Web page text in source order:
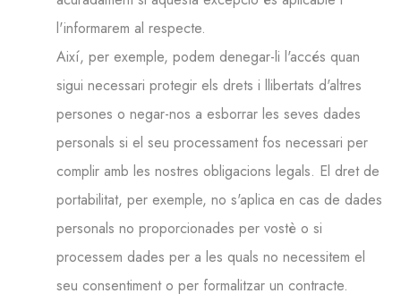
l'informarem al respecte.
Així, per exemple, podem denegar-li l'accés quan
sigui necessari protegir els drets i llibertats d'altres
persones o negar-nos a esborrar les seves dades
personals si el seu processament fos necessari per
complir amb les nostres obligacions legals. El dret de
portabilitat, per exemple, no s'aplica en cas de dades
personals no proporcionades per vostè o si
processem dades per a les quals no necessitem el
seu consentiment o per formalitzar un contracte.